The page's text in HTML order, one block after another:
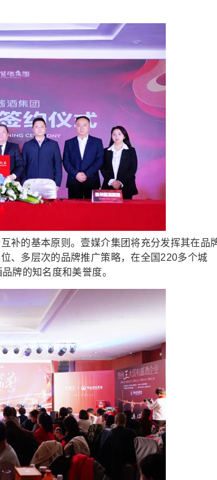
的基本原则。壹媒介集团将充分发挥其在品
、多层次的品牌推广策略，在全国220多个城
牌的知名度和美誉度。